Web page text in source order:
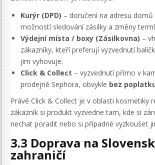
Kurýr (DPD) – doručení na adresu domů
možností sledování zásilky a změny
Výdejní místa / boxy (Zásilkovna) –
zákazníky, kteří preferují vyzvednutí
jim vyhovuje.
Click & Collect – vyzvednutí přímo v
prodejně Sephora, obvykle bez
Právě Click & Collect je v oblasti kosmetiky
zákazník si produkt vyzvedne tam, kde si
nechat poradit nebo si případně vyzkoušet
3.3 Doprava na
zahraničí